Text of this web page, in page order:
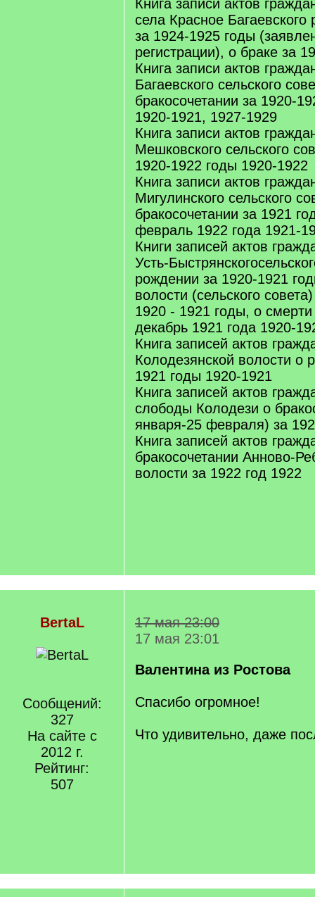
Книга записи актов
села Красное
за 1924-1925 годы
регистрации), о браке за
Книга записи актов
Багаевского сельского
бракосочетании за 1920-
1920-1921, 1927-1929
Книга записи актов
Мешковского сельского
1920-1922 годы 1920-1922
Книга записи актов
Мигулинского сельского
бракосочетании за 1921
февраль 1922 года 1921-
Книги записей актов
Усть-
рождении за 1920-1921
волости (сельского
1920 - 1921 годы, о смерти
декабрь 1921 года 1920-
Книга записей актов
Колодезянской волости о
1921 годы 1920-1921
Книга записей актов
слободы Колодези о
января-25 февраля) за
Книга записей актов
бракосочетании Анново-
волости за 1922 год 1922
BertaL
Сообщений:
327
На сайте с
2012 г.
Рейтинг:
507
17 мая 23:00
17 мая 23:01
Валентина из Ростова
Спасибо огромное!
Что удивительно, даже